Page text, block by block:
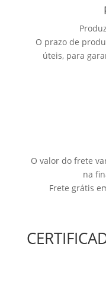
O prazo de
úteis, para
O valor do frete
na
Frete grátis